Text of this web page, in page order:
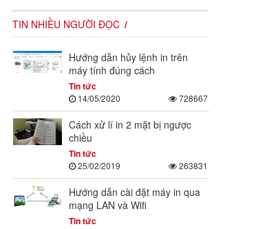
TIN NHIỀU NGƯỜI ĐỌC
Hướng dẫn hủy lệnh in trên
máy tính đúng cách
Tin tức
14/05/2020 728667
Cách xử lí in 2 mặt bị ngược
chiều
Tin tức
25/02/2019 263831
Hướng dẫn cài đặt máy in qua
mạng LAN và Wifi
Tin tức